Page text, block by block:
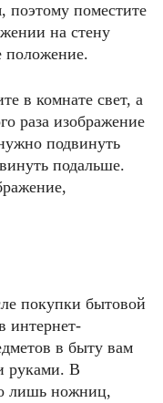
поэтому поместите
на стену
положение.
в комнате свет, а
раза изображение
подвинуть
подальше.
покупки бытовой
интернет-
в быту вам
руками. В
лишь ножниц,